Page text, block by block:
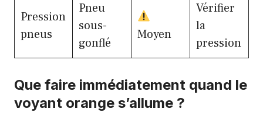
Pression
pneus
Pneu
sous-
gonflé
Moyen
Vérifier
la
pression
Que faire immédiatement quand le
voyant orange s’allume ?